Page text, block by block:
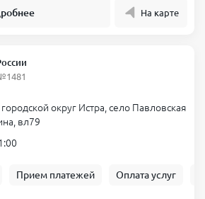
На карте
округ Истра, село Павловская
вл79
Прием платежей Оплата услуг